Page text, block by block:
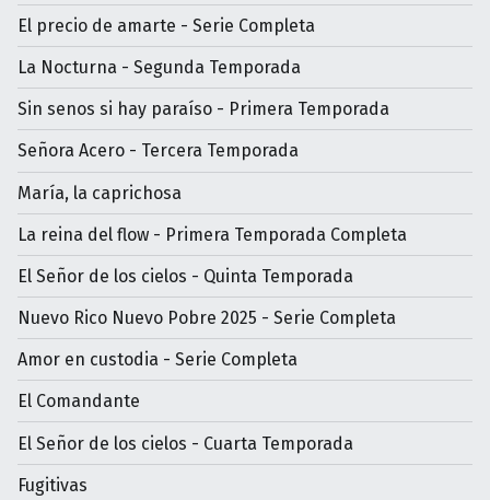
El precio de amarte - Serie Completa
La Nocturna - Segunda Temporada
Sin senos si hay paraíso - Primera Temporada
Señora Acero - Tercera Temporada
María, la caprichosa
La reina del flow - Primera Temporada Completa
El Señor de los cielos - Quinta Temporada
Nuevo Rico Nuevo Pobre 2025 - Serie Completa
Amor en custodia - Serie Completa
El Comandante
El Señor de los cielos - Cuarta Temporada
Fugitivas